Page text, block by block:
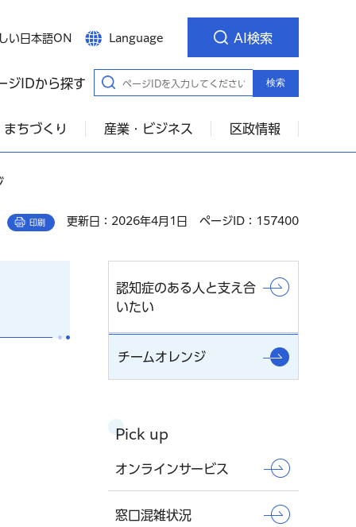
い日本語ON Language AI検索
ジIDから探す 検索
まちづくり 産業・ビジネス 区政情報
印刷 更新日：2026年4月1日 ページID：157400
認知症のある人と支え合
いたい
チームオレンジ
Pick up
オンラインサービス
窓口混雑状況